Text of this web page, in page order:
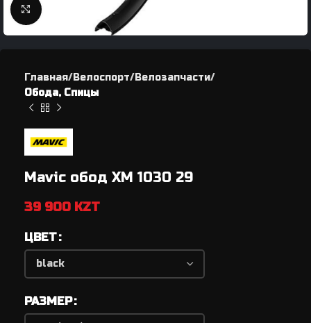
Нажмите, чтобы увеличить
Главная Велоспорт
Велозапчасти
Обода, Спицы
Mavic обод XM 1030 29
39 900 KZT
ЦВЕТ
РАЗМЕР